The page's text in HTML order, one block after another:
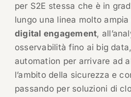
per S2E stessa che è in
lungo una linea molto
digital engagement,
osservabilità fino ai big
automation per arrivare ad
l’ambito della sicurezza e
passando per soluzioni di